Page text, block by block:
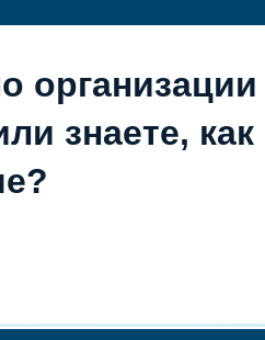
организации
знаете, как